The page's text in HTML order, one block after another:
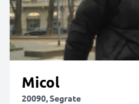
Micol
20090, Segrate